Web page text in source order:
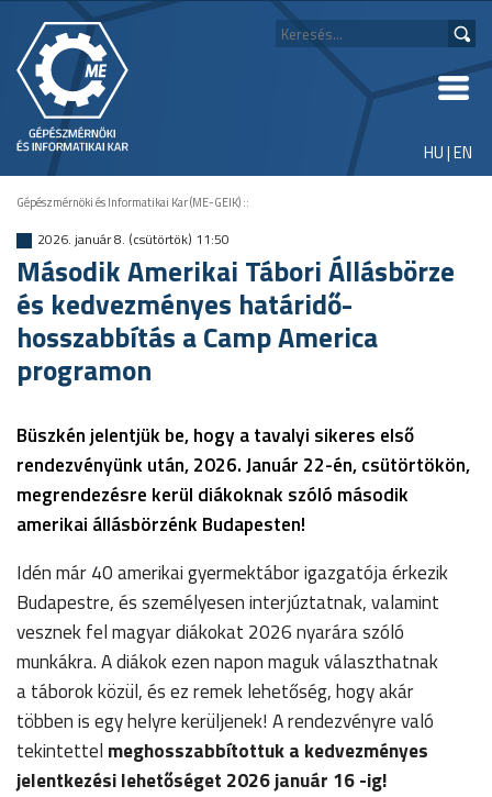
HU|EN
Gépészmérnöki és Informatikai Kar (ME-GEIK)::
2026. január 8. (csütörtök) 11:50
Második Amerikai Tábori Állásbörze
és kedvezményes határidő-
hosszabbítás a Camp America
programon
Büszkén jelentjük be, hogy a tavalyi sikeres első
rendezvényünk után, 2026. Január 22-én, csütörtökön,
megrendezésre kerül diákoknak szóló második
amerikai állásbörzénk Budapesten!
Idén már 40 amerikai gyermektábor igazgatója érkezik
Budapestre, és személyesen interjúztatnak, valamint
vesznek fel magyar diákokat 2026 nyarára szóló
munkákra. A diákok ezen napon maguk választhatnak
a táborok közül, és ez remek lehetőség, hogy akár
többen is egy helyre kerüljenek! A rendezvényre való
tekintettel meghosszabbítottuk a kedvezményes
jelentkezési lehetőséget 2026 január 16 -ig!